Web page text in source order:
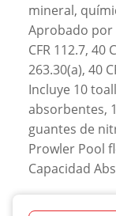
mineral,
Aprobado por
CFR 112.7, 40
263.30(a), 40
Incluye 10
absorbentes,
guantes de
Prowler Pool
Capacidad